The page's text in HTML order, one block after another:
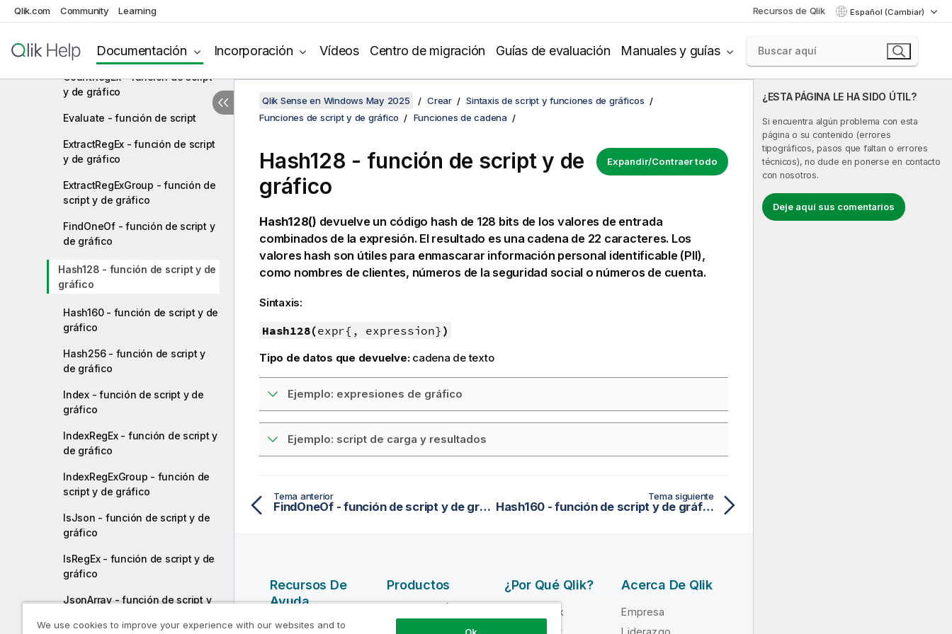
Qlik.com Community Learning Recursos de Qlik Español (Cambiar)
Documentación Incorporación Vídeos Centro de migración Guías de evaluación Manuales y guías
de gráfico
gráfico
CountRegEx - función de script
y de gráfico
Evaluate - función de script
ExtractRegEx - función de script
y de gráfico
ExtractRegExGroup - función de
script y de gráfico
FindOneOf - función de script y
de gráfico
Hash128 - función de script y de
gráfico
Hash160 - función de script y de
gráfico
Hash256 - función de script y
de gráfico
Index - función de script y de
gráfico
IndexRegEx - función de script y
de gráfico
IndexRegExGroup - función de
script y de gráfico
IsJson - función de script y de
gráfico
IsRegEx - función de script y de
gráfico
JsonArray - función de script y
¿ESTA PÁGINA LE HA SIDO ÚTIL?
Si encuentra algún problema con esta
página o su contenido (errores
tipográficos, pasos que faltan o errores
técnicos), no dude en ponerse en contacto
con nosotros.
Deje aquí sus comentarios
Qlik Sense en Windows May 2025 Crear
Sintaxis de script y funciones de gráficos
Funciones de script y de gráfico
Funciones de cadena
Expandir/Contraer todo
Hash128 - función de script y de
gráfico
Hash128() devuelve un código hash de 128 bits de los valores de entrada
combinados de la expresión. El resultado es una cadena de 22 caracteres. Los
valores hash son útiles para enmascarar información personal identificable (PII),
como nombres de clientes, números de la seguridad social o números de cuenta.
Sintaxis:
Hash128(expr{, expression} )
Tipo de datos que devuelve: cadena de texto
Ejemplo: expresiones de gráfico
Ejemplo: script de carga y resultados
Tema anterior
FindOneOf - función de script y de gráfico
Tema siguiente
Hash160 - función de script y de gráfico
Recursos De
Ayuda
Vídeos de ayuda
Productos
CALIDAD DE
¿Por Qué Qlik?
Por qué Qlik
Confianza y
Acerca De Qlik
Empresa
Liderazgo
We use cookies to improve your experience with our websites and to